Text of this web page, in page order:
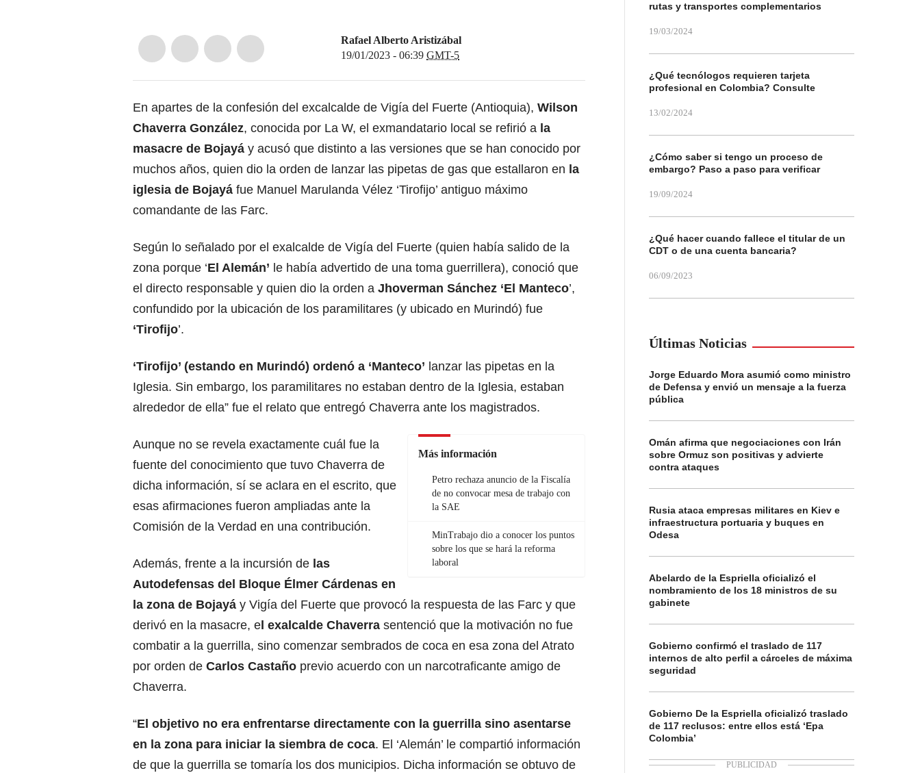
Rafael Alberto Aristizábal
19/01/2023 - 06:39 GMT-5
En apartes de la confesión del excalcalde de Vigía del Fuerte (Antioquia), Wilson
Chaverra González, conocida por La W, el exmandatario local se refirió a la
masacre de Bojayá y acusó que distinto a las versiones que se han conocido por
muchos años, quien dio la orden de lanzar las pipetas de gas que estallaron en la
iglesia de Bojayá fue Manuel Marulanda Vélez ‘Tirofijo’ antiguo máximo
comandante de las Farc.
Según lo señalado por el exalcalde de Vigía del Fuerte (quien había salido de la
zona porque ‘El Alemán’ le había advertido de una toma guerrillera), conoció que
el directo responsable y quien dio la orden a Jhoverman Sánchez ‘El Manteco’,
confundido por la ubicación de los paramilitares (y ubicado en Murindó) fue
‘Tirofijo’.
‘Tirofijo’ (estando en Murindó) ordenó a ‘Manteco’ lanzar las pipetas en la
Iglesia. Sin embargo, los paramilitares no estaban dentro de la Iglesia, estaban
alrededor de ella” fue el relato que entregó Chaverra ante los magistrados.
Más información
Petro rechaza anuncio de la Fiscalía
de no convocar mesa de trabajo con
la SAE
MinTrabajo dio a conocer los puntos
sobre los que se hará la reforma
laboral
Aunque no se revela exactamente cuál fue la
fuente del conocimiento que tuvo Chaverra de
dicha información, sí se aclara en el escrito, que
esas afirmaciones fueron ampliadas ante la
Comisión de la Verdad en una contribución.
Además, frente a la incursión de las
Autodefensas del Bloque Élmer Cárdenas en
la zona de Bojayá y Vigía del Fuerte que provocó la respuesta de las Farc y que
derivó en la masacre, e l exalcalde Chaverra sentenció que la motivación no fue
combatir a la guerrilla, sino comenzar sembrados de coca en esa zona del Atrato
por orden de Carlos Castaño previo acuerdo con un narcotraficante amigo de
Chaverra.
“El objetivo no era enfrentarse directamente con la guerrilla sino asentarse
en la zona para iniciar la siembra de coca. El ‘Alemán’ le compartió información
de que la guerrilla se tomaría los dos municipios. Dicha información se obtuvo de
rutas y transportes complementarios
19/03/2024
¿Qué tecnólogos requieren tarjeta
profesional en Colombia? Consulte
13/02/2024
¿Cómo saber si tengo un proceso de
embargo? Paso a paso para verificar
19/09/2024
¿Qué hacer cuando fallece el titular de un
CDT o de una cuenta bancaria?
06/09/2023
Últimas Noticias
Jorge Eduardo Mora asumió como ministro
de Defensa y envió un mensaje a la fuerza
pública
Omán afirma que negociaciones con Irán
sobre Ormuz son positivas y advierte
contra ataques
Rusia ataca empresas militares en Kiev e
infraestructura portuaria y buques en
Odesa
Abelardo de la Espriella oficializó el
nombramiento de los 18 ministros de su
gabinete
Gobierno confirmó el traslado de 117
internos de alto perfil a cárceles de máxima
seguridad
Gobierno De la Espriella oficializó traslado
de 117 reclusos: entre ellos está ‘Epa
Colombia’